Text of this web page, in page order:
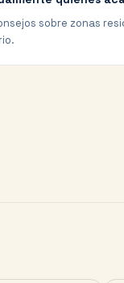
sobre zonas